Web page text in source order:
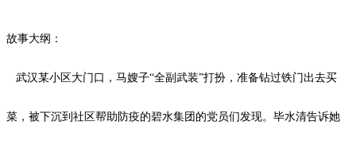
故事大纲：
武汉某小区大门口，马嫂子“全副武装”打扮，准备钻过铁门出去买
菜，被下沉到社区帮助防疫的碧水集团的党员们发现。毕水清告诉她